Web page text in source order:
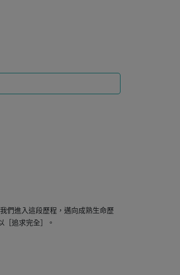
們進入這段歷程，邁向成熟生命歷
［追求完全］。